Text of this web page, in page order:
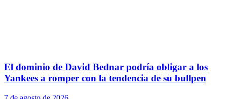
El dominio de David Bednar podría obligar a los
Yankees a romper con la tendencia de su bullpen